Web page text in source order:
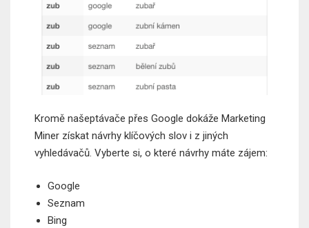
Kromě našeptávače přes Google dokáže Marketing
Miner získat návrhy klíčových slov i z jiných
vyhledávačů. Vyberte si, o které návrhy máte zájem:
Google
Seznam
Bing